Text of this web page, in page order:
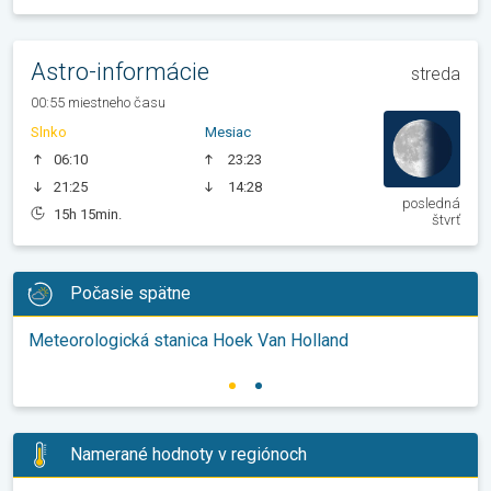
Astro-informácie streda
00:55 miestneho času
Slnko
06:10
21:25
15h 15min.
Mesiac
23:23
14:28
posledná
štvrť
Počasie spätne
Meteorologická stanica Hoek Van Holland
Namerané hodnoty v regiónoch